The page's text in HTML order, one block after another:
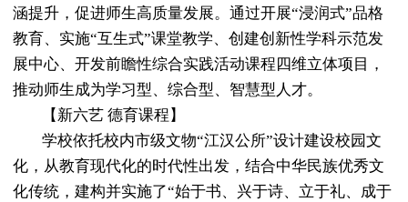
涵提升，促进师生高质量发展。通过开展“浸润式”品格
教育、实施“互生式”课堂教学、创建创新性学科示范发
展中心、开发前瞻性综合实践活动课程四维立体项目，
推动师生成为学习型、综合型、智慧型人才。
【新六艺 德育课程】
学校依托校内市级文物“江汉公所”设计建设校园文
化，从教育现代化的时代性出发，结合中华民族优秀文
化传统，建构并实施了“始于书、兴于诗、立于礼、成于